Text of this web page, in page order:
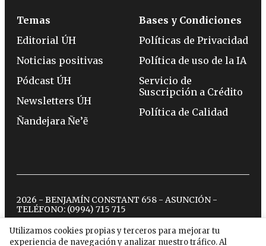
Utilizamos cookies propias y terceros para mejorar tu
experiencia de navegación y analizar nuestro tráfico. Al
Temas
Editorial ÚH
Noticias positivas
Pódcast ÚH
Newsletters ÚH
Ñandejara Ñe’ẽ
Bases y Condiciones
Políticas de Privacidad
Política de uso de la IA
Servicio de
Suscripción a Crédito
Política de Calidad
2026 - BENJAMÍN CONSTANT 658 - ASUNCIÓN -
TELÉFONO: (0994) 715 715